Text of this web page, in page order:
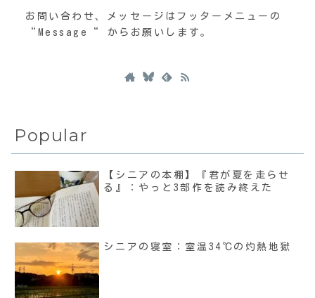
お問い合わせ、メッセージはフッターメニューの
“Message“ からお願いします。
Popular
【シニアの本棚】『君が夏を走らせ
る』：やっと3部作を読み終えた
シニアの寝室：室温34℃の灼熱地獄